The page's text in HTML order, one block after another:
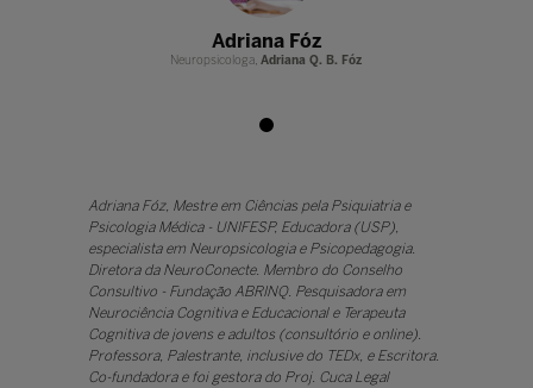
Adriana Fóz
Neuropsicologa,Adriana Q. B. Fóz
Adriana Fóz, Mestre em Ciências pela Psiquiatria e
Psicologia Médica - UNIFESP, Educadora (USP),
especialista em Neuropsicologia e Psicopedagogia.
Diretora da NeuroConecte. Membro do Conselho
Consultivo - Fundação ABRINQ. Pesquisadora em
Neurociência Cognitiva e Educacional e Terapeuta
Cognitiva de jovens e adultos (consultório e online).
Professora, Palestrante, inclusive do TEDx, e Escritora.
Co-fundadora e foi gestora do Proj. Cuca Legal